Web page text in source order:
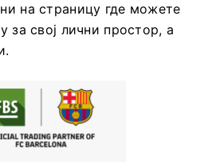
на страницу где можете
за свој лични простор, а